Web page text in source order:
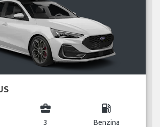
business_center
3
local_gas_station
Benzina